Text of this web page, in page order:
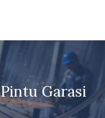
Garasi